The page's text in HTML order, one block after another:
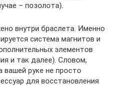
– позолота).
внутри браслета. Именно
система магнитов и
элементов
и так далее). Словом,
вашей руке не просто
для восстановления